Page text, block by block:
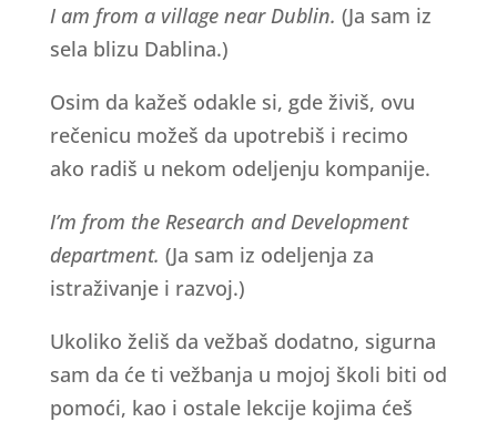
I am from a village near Dublin. (Ja sam iz
sela blizu Dablina.)
Osim da kažeš odakle si, gde živiš, ovu
rečenicu možeš da upotrebiš i recimo
ako radiš u nekom odeljenju kompanije.
I’m from the Research and Development
department. (Ja sam iz odeljenja za
istraživanje i razvoj.)
Ukoliko želiš da vežbaš dodatno, sigurna
sam da će ti vežbanja u mojoj školi biti od
pomoći, kao i ostale lekcije kojima ćeš